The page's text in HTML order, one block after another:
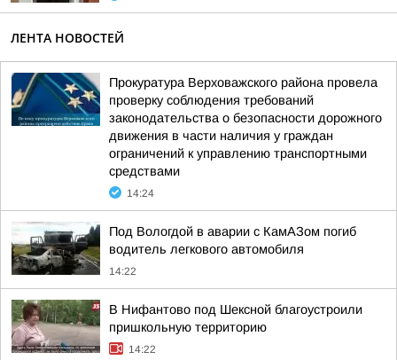
ЛЕНТА НОВОСТЕЙ
Прокуратура Верховажского района провела
проверку соблюдения требований
законодательства о безопасности дорожного
движения в части наличия у граждан
ограничений к управлению транспортными
средствами
14:24
Под Вологдой в аварии с КамАЗом погиб
водитель легкового автомобиля
14:22
В Нифантово под Шексной благоустроили
пришкольную территорию
14:22